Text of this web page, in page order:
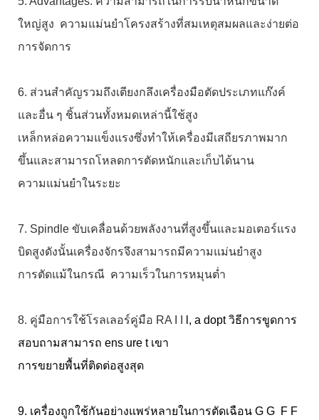
ใหญ่สูง ความแม่นยำโครงสร้างที่สมเหตุสมผลและง่ายต่อ
การจัดการ
6. ส่วนสำคัญรวมถึงเตียงกลึงเครื่องมือตัดประเภทแก๊งค์
และอื่น ๆ ชิ้นส่วนทั้งหมดเหล่านี้ใช้สูง
เหล็กหล่อความแข็งแรงซึ่งทำให้เครื่องมีเสถียรภาพมาก
ขึ้นและสามารถโหลดการตัดหนักและเก็บได้นาน
ความแม่นยำในระยะ
7. Spindle ขับเคลื่อนด้วยพลังงานที่สูงขึ้นและมอเตอร์แรง
บิดสูงดังนั้นเครื่องจักรจึงสามารถมีความแม่นยำสูง
การตัดแม้ในกรณี ความเร็วในการหมุนต่ำ
8. คู่มือการใช้โรลเลอร์คู่มือ RA l, a dopt วิธีการขูดการ
สอบถามสามารถ ens ure t เขา
การขยายพื้นที่ติดต่อสูงสุด
9. เครื่องถูกใช้กันอย่างแพร่หลายในการตัดเฉือน G G F F